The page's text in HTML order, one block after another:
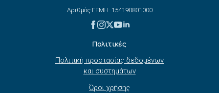
Αριθμός ΓΕΜΗ: 154190801000
Πολιτικές
Πολιτική προστασίας δεδομένων
και συστημάτων
Όροι χρήσης